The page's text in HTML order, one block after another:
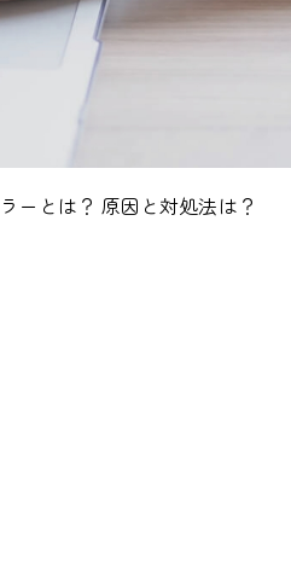
ーとは？ 原因と対処法は？